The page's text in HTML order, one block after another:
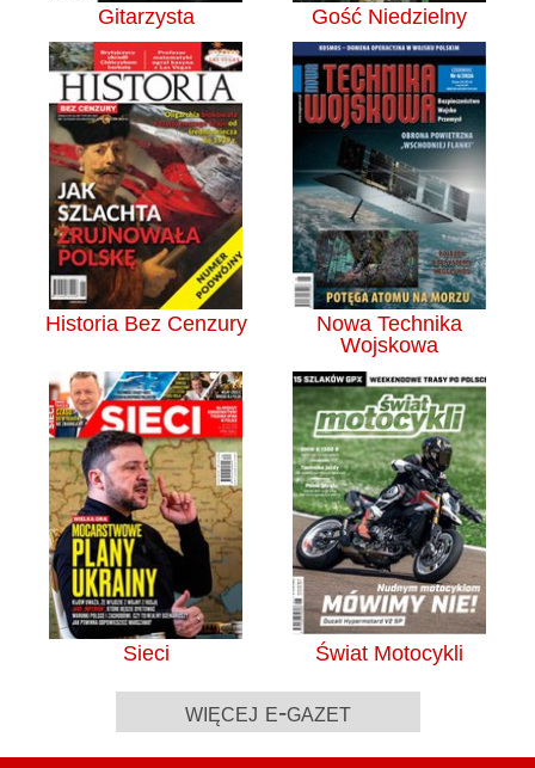
Gitarzysta Gość Niedzielny
Historia Bez Cenzury
Nowa Technika
Wojskowa
Sieci Świat Motocykli
więcej e-gazet